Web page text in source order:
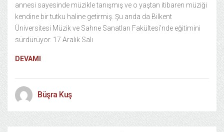
annesi sayesinde müzikle tanışmış ve o yaştan itibaren müziği
kendine bir tutku haline getirmiş. Şu anda da Bilkent
Üniversitesi Müzik ve Sahne Sanatları Fakültesi’nde eğitimini
sürdürüyor. 17 Aralık Salı
DEVAMI
Büşra Kuş